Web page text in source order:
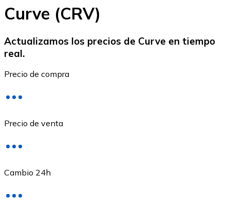
Ethereum
ETH
Curve (CRV)
Actualizamos los precios de Curve en tiempo
real.
Precio de compra
Precio de venta
Cambio 24h